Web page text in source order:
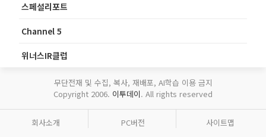
스페셜리포트
Channel 5
위너스IR클럽
무단전재 및 수집, 복사, 재배포, AI학습 이용 금지
Copyright 2006. 이투데이. All rights reserved
회사소개 PC버전 사이트맵